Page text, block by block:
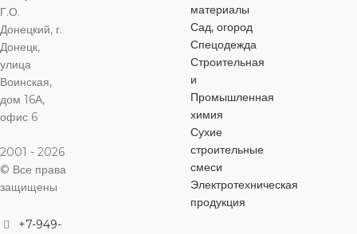
ОСОБЕННОСТИ
армированная леска
Г.О.
Донецкий, г.
Донецк,
улица
Воинская,
дом 16А,
офис 6
2001 - 2026
© Все права
защищены
+7-949-
материалы
Сад, огород
Спецодежда
Строительная
и
Промышленная
химия
Сухие
строительные
смеси
Электротехническая
продукция